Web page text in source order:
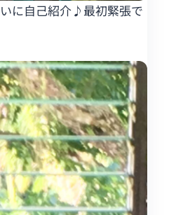
に自己紹介♪最初緊張で